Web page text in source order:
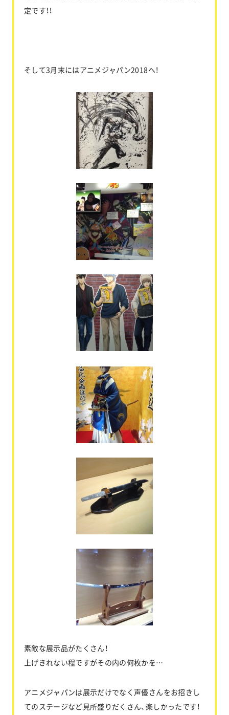
定です！！
そして3月末にはアニメジャパン2018へ！
素敵な展示品がたくさん！
上げきれない程ですがその内の何枚かを…
アニメジャパンは展示だけでなく声優さんをお招きし
てのステージなど見所盛りだくさん、楽しかったです！